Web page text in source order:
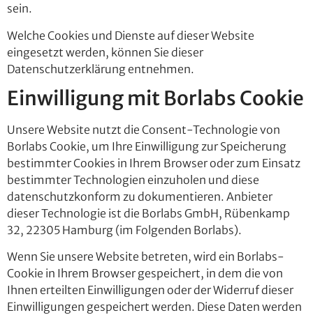
sein.
Welche Cookies und Dienste auf dieser Website
eingesetzt werden, können Sie dieser
Datenschutzerklärung entnehmen.
Einwilligung mit Borlabs Cookie
Unsere Website nutzt die Consent-Technologie von
Borlabs Cookie, um Ihre Einwilligung zur Speicherung
bestimmter Cookies in Ihrem Browser oder zum Einsatz
bestimmter Technologien einzuholen und diese
datenschutzkonform zu dokumentieren. Anbieter
dieser Technologie ist die Borlabs GmbH, Rübenkamp
32, 22305 Hamburg (im Folgenden Borlabs).
Wenn Sie unsere Website betreten, wird ein Borlabs-
Cookie in Ihrem Browser gespeichert, in dem die von
Ihnen erteilten Einwilligungen oder der Widerruf dieser
Einwilligungen gespeichert werden. Diese Daten werden